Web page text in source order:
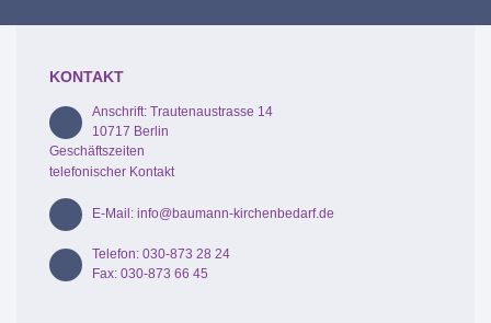
KONTAKT
Anschrift: Trautenaustrasse 14
10717 Berlin
Geschäftszeiten
telefonischer Kontakt
E-Mail: info@baumann-kirchenbedarf.de
Telefon: 030-873 28 24
Fax: 030-873 66 45